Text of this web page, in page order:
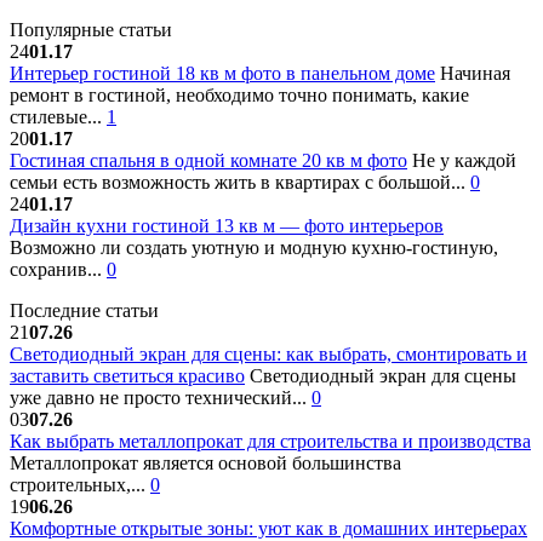
Популярные статьи
2401.17
Интерьер гостиной 18 кв м фото в панельном доме Начиная
ремонт в гостиной, необходимо точно понимать, какие
стилевые... 1
2001.17
Гостиная спальня в одной комнате 20 кв м фото Не у каждой
семьи есть возможность жить в квартирах с большой... 0
2401.17
Дизайн кухни гостиной 13 кв м — фото интерьеров
Возможно ли создать уютную и модную кухню-гостиную,
сохранив... 0
Последние статьи
2107.26
Светодиодный экран для сцены: как выбрать, смонтировать и
заставить светиться красиво Светодиодный экран для сцены
уже давно не просто технический... 0
0307.26
Как выбрать металлопрокат для строительства и производства
Металлопрокат является основой большинства
строительных,... 0
1906.26
Комфортные открытые зоны: уют как в домашних интерьерах